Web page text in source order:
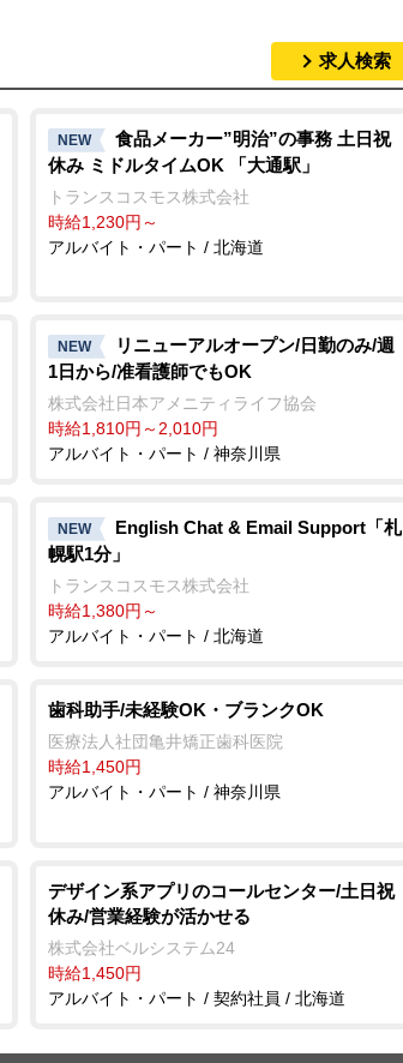
求人検索
NEW
食品メーカー”明治”の事務 土日祝
休み ミドルタイムOK 「大通駅」
トランスコスモス株式会社
時給1,230円～
アルバイト・パート / 北海道
NEW
リニューアルオープン/日勤のみ/週
1日から/准看護師でもOK
株式会社日本アメニティライフ協会
時給1,810円～2,010円
アルバイト・パート / 神奈川県
NEW
English Chat & Email Support「札
幌駅1分」
トランスコスモス株式会社
時給1,380円～
アルバイト・パート / 北海道
歯科助手/未経験OK・ブランクOK
医療法人社団亀井矯正歯科医院
時給1,450円
アルバイト・パート / 神奈川県
デザイン系アプリのコールセンター/土日祝
休み/営業経験が活かせる
株式会社ベルシステム24
時給1,450円
アルバイト・パート / 契約社員 / 北海道